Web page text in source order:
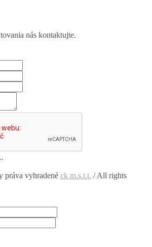
nás kontaktujte.
práva vyhradené ck m.s.t.t. / All rights